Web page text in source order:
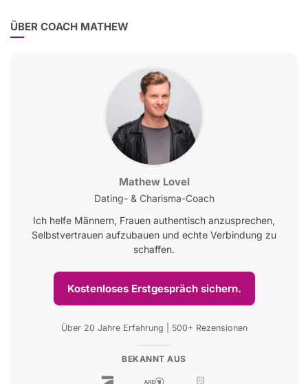
ÜBER COACH MATHEW
Mathew Lovel
Dating- & Charisma-Coach
Ich helfe Männern, Frauen authentisch anzusprechen,
Selbstvertrauen aufzubauen und echte Verbindung zu
schaffen.
Kostenloses Erstgespräch sichern.
Über 20 Jahre Erfahrung | 500+ Rezensionen
BEKANNT AUS